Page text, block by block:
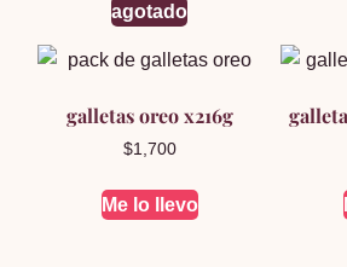
agotado
galletas oreo x216g
$1,700
Me lo llevo